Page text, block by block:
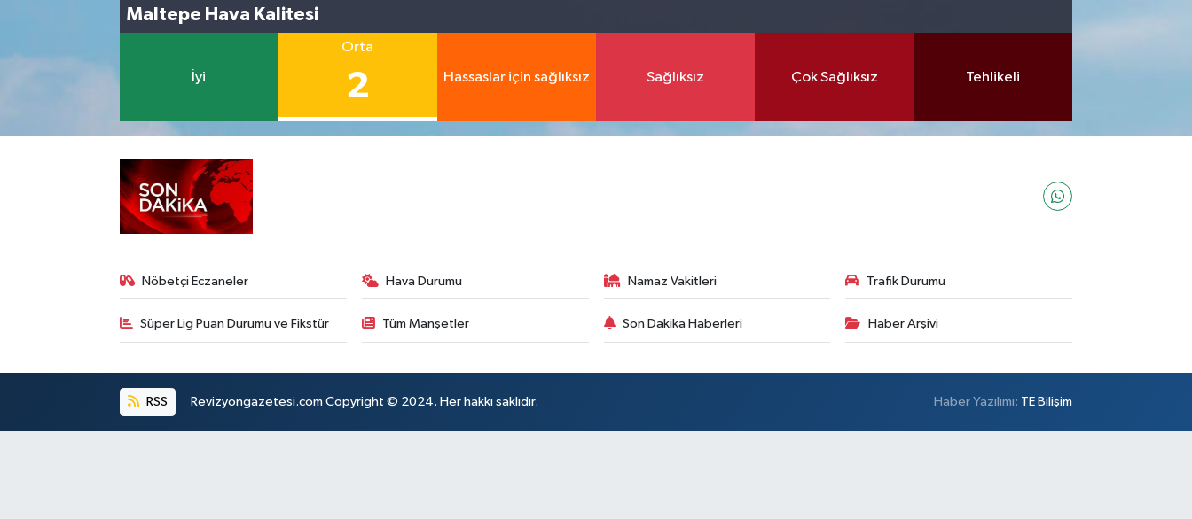
Maltepe Hava Kalitesi
İyi
Orta
2 Hassaslar için sağlıksız Sağlıksız Çok Sağlıksız Tehlikeli
Nöbetçi Eczaneler Hava Durumu Namaz Vakitleri Trafik Durumu
Süper Lig Puan Durumu ve Fikstür Tüm Manşetler Son Dakika Haberleri Haber Arşivi
RSS Revizyongazetesi.com Copyright © 2024. Her hakkı saklıdır. Haber Yazılımı: TE Bilişim